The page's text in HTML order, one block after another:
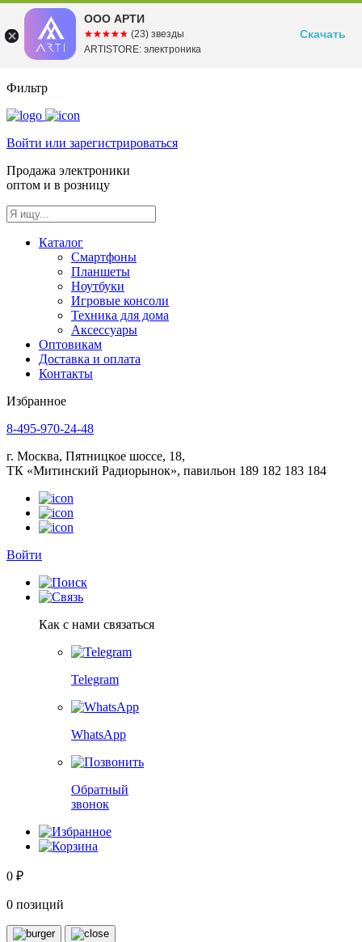
Фильтр
Войти или зарегистрироваться
Продажа электроники
оптом и в розницу
Каталог
Смартфоны
Планшеты
Ноутбуки
Игровые консоли
Техника для дома
Аксессуары
Оптовикам
Доставка и оплата
Контакты
Избранное
8-495-970-24-48
г. Москва, Пятницкое шоссе, 18,
ТК «Митинский Радиорынок», павильон 189 182 183 184
Войти
Как с нами связаться
Telegram
WhatsApp
Обратный
звонок
0 ₽
0 позиций
ООО АРТИ
☆☆☆☆☆
★★★★★ (23) звезды
ARTISTORE: электроника
Скачать